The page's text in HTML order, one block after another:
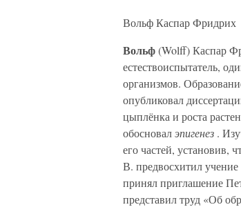
Вольф Каспар Фридрих
Вольф(Wolff) Каспар
естествоиспытатель,
организмов.
опубликовал
цыплёнка и роста
обосновалэпигенез .
его частей, установив,
В. предвосхитил учение
принял приглашение
представил труд «Об